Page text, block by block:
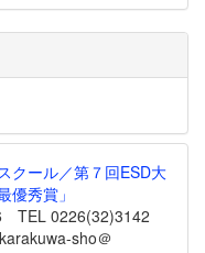
クール／第７回ESD大
優秀賞」
TEL 0226(32)3142
sho＠